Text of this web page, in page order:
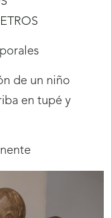
de un niño
en tupé y